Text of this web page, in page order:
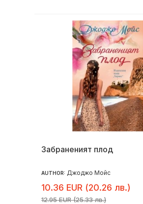
Забраненият плод
AUTHOR: Джоджо Мойс
10.36 EUR (20.26 лв.)
12.95 EUR (25.33 лв.)